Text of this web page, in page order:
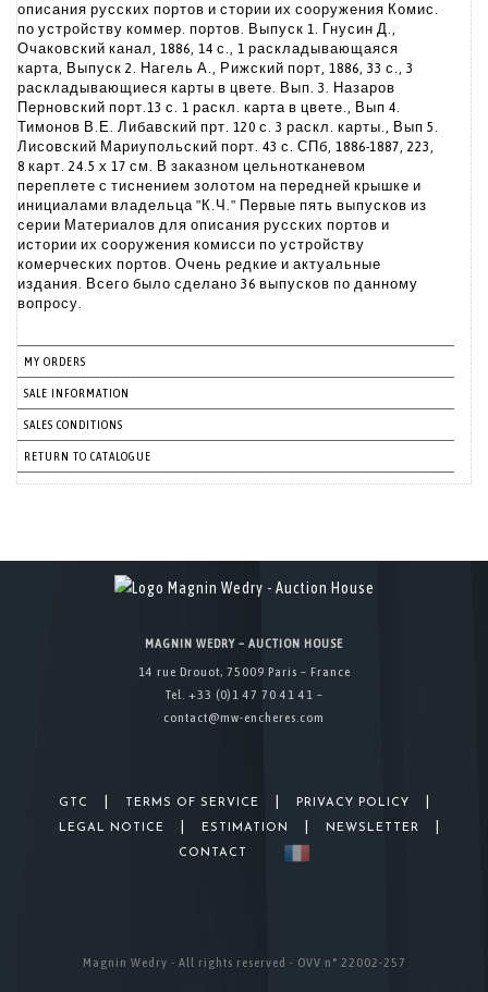
описания русских портов и стории их сооружения Комис.
по устройству коммер. портов. Выпуск 1. Гнусин Д.,
Очаковский канал, 1886, 14 с., 1 раскладывающаяся
карта, Выпуск 2. Нагель А., Рижский порт, 1886, 33 с., 3
раскладывающиеся карты в цвете. Вып. 3. Назаров
Перновский порт.13 с. 1 раскл. карта в цвете., Вып 4.
Тимонов В.Е. Либавский прт. 120 с. 3 раскл. карты., Вып 5.
Лисовский Мариупольский порт. 43 с. СПб, 1886-1887, 223,
8 карт. 24.5 х 17 см. В заказном цельнотканевом
переплете с тиснением золотом на передней крышке и
инициалами владельца "К.Ч." Первые пять выпусков из
серии Материалов для описания русских портов и
истории их сооружения комисси по устройству
комерческих портов. Очень редкие и актуальные
издания. Всего было сделано 36 выпусков по данному
вопросу.
MY ORDERS
SALE INFORMATION
SALES CONDITIONS
RETURN TO CATALOGUE
MAGNIN WEDRY – AUCTION HOUSE
14 rue Drouot, 75009 Paris – France
Tel. +33 (0)1 47 70 41 41 –
contact@mw-encheres.com
GTC TERMS OF SERVICE PRIVACY POLICY
LEGAL NOTICE ESTIMATION NEWSLETTER
CONTACT
Magnin Wedry - All rights reserved - OVV n° 22002-257